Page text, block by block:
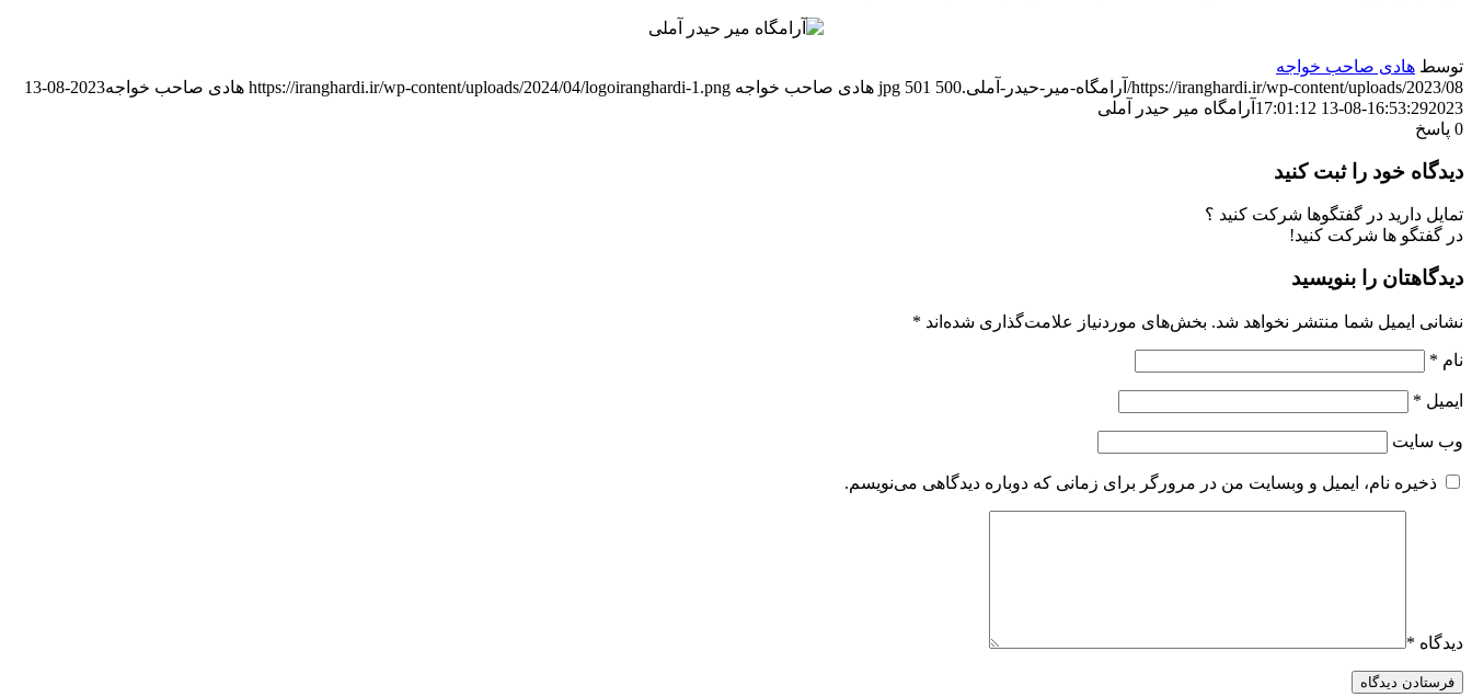
توسط هادی صاحب خواجه
https://iranghardi.ir/wp-content/uploads/2023/08/آرامگاه-میر-حیدر-آملی.jpg
501 500 هادی صاحب خواجه https://iranghardi.ir/wp-content/uploads/2024/04/logoiranghardi-1.png هادی صاحب خواجه
2023-08-13
16:53:292023-08-13 17:01:12
آرامگاه میر حیدر آملی
0 پاسخ
دیدگاه خود را ثبت کنید
تمایل دارید در گفتگوها شرکت کنید ؟
در گفتگو ها شرکت کنید!
دیدگاهتان را بنویسید
نشانی ایمیل شما منتشر نخواهد شد. بخش‌های موردنیاز علامت‌گذاری شده‌اند *
نام *
ایمیل *
وب‌ سایت
ذخیره نام، ایمیل و وبسایت من در مرورگر برای زمانی که دوباره دیدگاهی می‌نویسم.
دیدگاه *